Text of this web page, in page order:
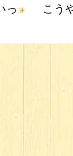
っ
こうや